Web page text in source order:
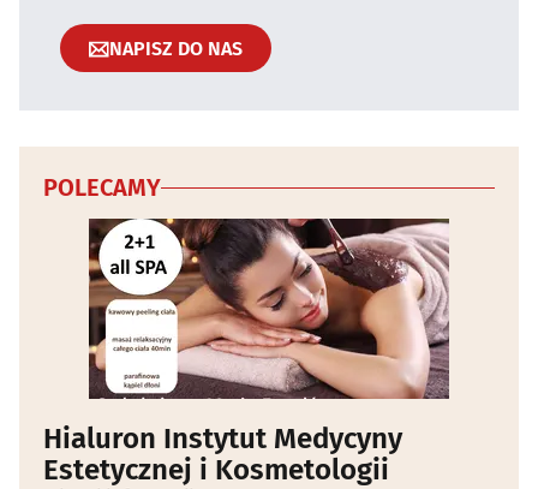
NAPISZ DO NAS
POLECAMY
Hialuron Instytut Medycyny
Estetycznej i Kosmetologii